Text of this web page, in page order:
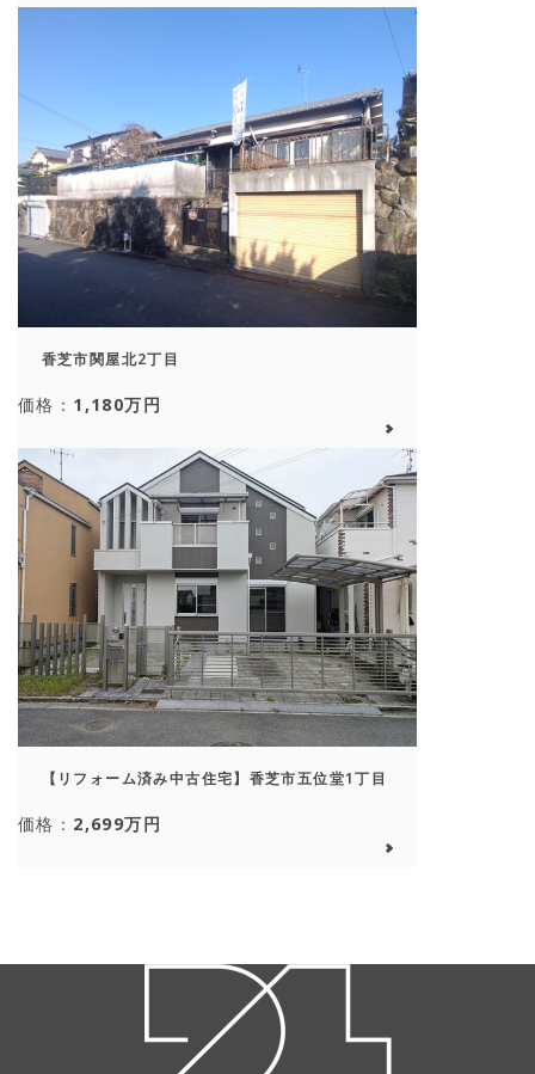
香芝市関屋北2丁目
価格： 1,180万円
【リフォーム済み中古住宅】香芝市五位堂1丁目
価格： 2,699万円